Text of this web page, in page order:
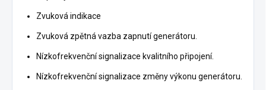
Zvuková indikace
Zvuková zpětná vazba zapnutí generátoru.
Nízkofrekvenční signalizace kvalitního připojení.
Nízkofrekvenční signalizace změny výkonu generátoru.